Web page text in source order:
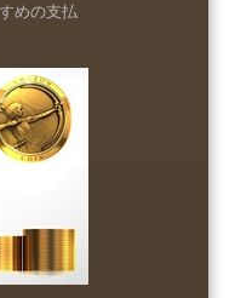
めの支払